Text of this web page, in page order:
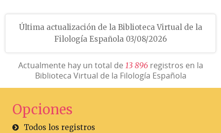
Última actualización de la Biblioteca Virtual de la
Filología Española 03/08/2026
Actualmente hay un total de 13 896registros en la
Biblioteca Virtual de la Filología Española
Opciones
Todos los registros